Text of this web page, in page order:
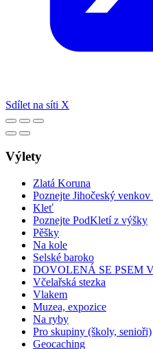
Sdílet na síti X
Výlety
Zlatá Koruna
Poznejte Jihočeský venkov
Kleť
Poznejte PodKletí z výšky
Pěšky
Na kole
Selské baroko
DOVOLENÁ SE PSEM
Včelařská stezka
Vlakem
Muzea, expozice
Na ryby
Pro skupiny (školy, senioři)
Geocaching